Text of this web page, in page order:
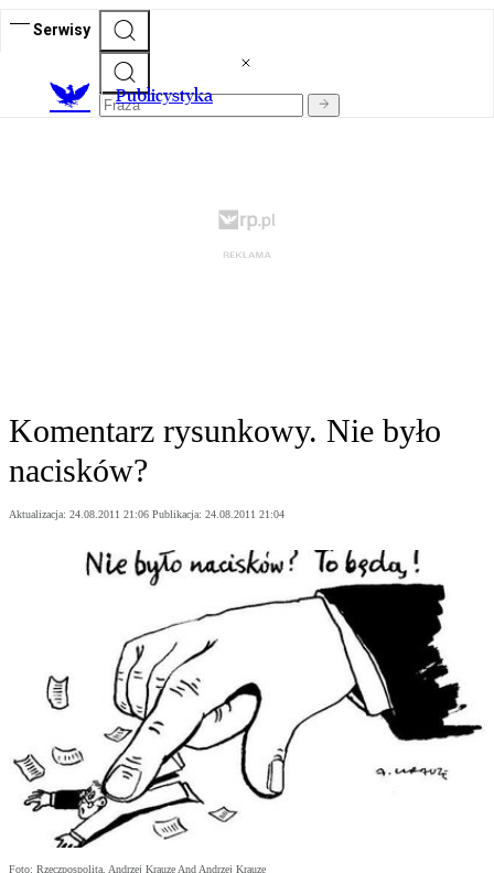
Serwisy
Publicystyka
Komentarz rysunkowy. Nie było
nacisków?
Aktualizacja: 24.08.2011 21:06 Publikacja: 24.08.2011 21:04
Foto: Rzeczpospolita, Andrzej Krauze And Andrzej Krauze